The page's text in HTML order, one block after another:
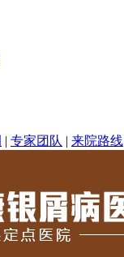
| 专家团队 | 来院路线